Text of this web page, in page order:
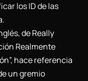
los ID de las
de Really
Realmente
hace referencia
un gremio